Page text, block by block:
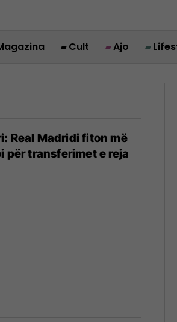
Cult Ajo
Real Madridi fiton më
për transferimet e reja